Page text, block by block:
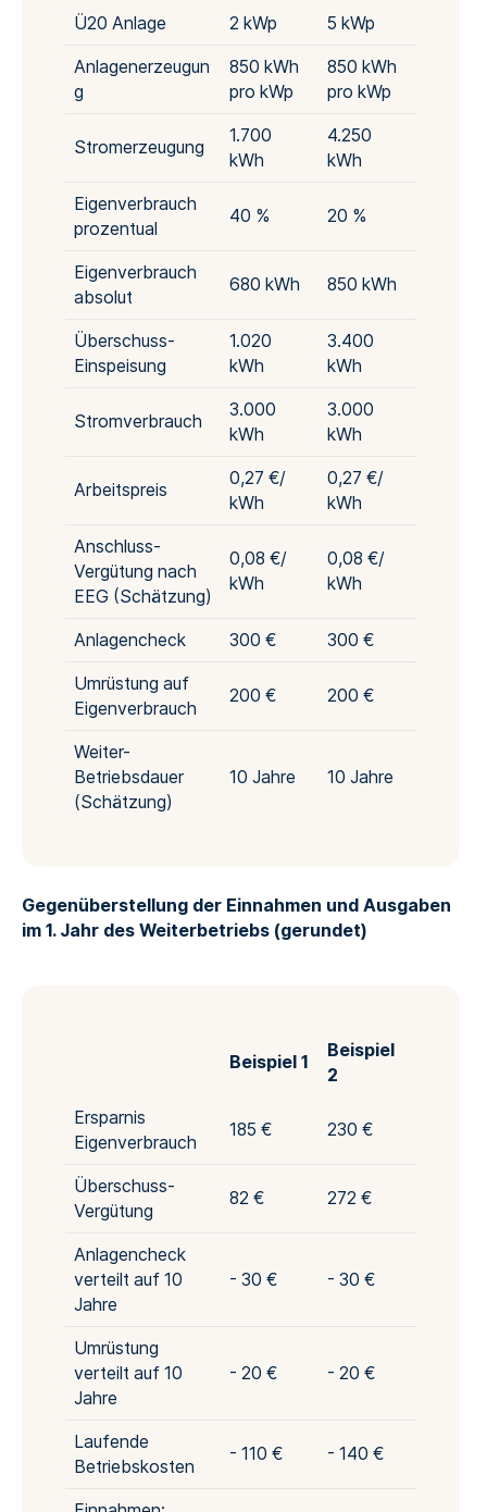
Ü20 Anlage 2 kWp 5 kWp
Anlagenerzeugun
g
850 kWh
pro kWp
850 kWh
pro kWp
Stromerzeugung
1.700
kWh
4.250
kWh
Eigenverbrauch
prozentual
40 % 20 %
Eigenverbrauch
absolut
680 kWh 850 kWh
Überschuss-
Einspeisung
1.020
kWh
3.400
kWh
Stromverbrauch
3.000
kWh
3.000
kWh
Arbeitspreis
0,27 €/
kWh
0,27 €/
kWh
Anschluss-
Vergütung nach
EEG (Schätzung)
0,08 €/
kWh
0,08 €/
kWh
Anlagencheck 300 € 300 €
Umrüstung auf
Eigenverbrauch
200 € 200 €
Weiter-
Betriebsdauer
(Schätzung)
10 Jahre 10 Jahre
Gegenüberstellung der Einnahmen und Ausgaben
im 1. Jahr des Weiterbetriebs (gerundet)
Beispiel 1
Beispiel
2
Ersparnis
Eigenverbrauch
185 € 230 €
Überschuss-
Vergütung
82 € 272 €
Anlagencheck
verteilt auf 10
Jahre
- 30 € - 30 €
Umrüstung
verteilt auf 10
Jahre
- 20 € - 20 €
Laufende
Betriebskosten
- 110 € - 140 €